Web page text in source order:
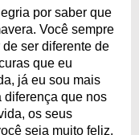
por saber que
Você sempre
ser diferente de
que eu
já eu sou mais
diferença que nos
os seus
seja muito feliz.